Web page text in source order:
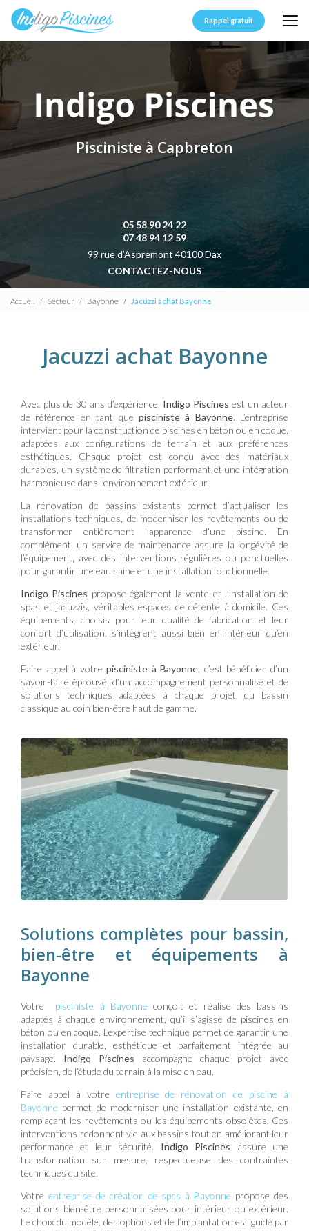
Aller
contenu
principal
Rappel gratuit
Pisciniste à Capbreton
05 58 90 24 22
07 48 94 12 59
99 rue d’Aspremont 40100 Dax
CONTACTEZ-NOUS
Accueil Secteur Bayonne Jacuzzi achat Bayonne
Jacuzzi achat Bayonne
Avec plus de 30 ans d’expérience, Indigo Piscines est un acteur
de référence en tant que pisciniste à Bayonne. L’entreprise
intervient pour la construction de piscines en béton ou en coque,
adaptées aux configurations de terrain et aux préférences
esthétiques. Chaque projet est conçu avec des matériaux
durables, un système de filtration performant et une intégration
harmonieuse dans l’environnement extérieur.
La rénovation de bassins existants permet d’actualiser les
installations techniques, de moderniser les revêtements ou de
transformer entièrement l’apparence d’une piscine. En
complément, un service de maintenance assure la longévité de
l’équipement, avec des interventions régulières ou ponctuelles
pour garantir une eau saine et une installation fonctionnelle.
Indigo Piscines propose également la vente et l’installation de
spas et jacuzzis, véritables espaces de détente à domicile. Ces
équipements, choisis pour leur qualité de fabrication et leur
confort d’utilisation, s’intègrent aussi bien en intérieur qu’en
extérieur.
Faire appel à votrepisciniste à Bayonne , c’est bénéficier d’un
savoir-faire éprouvé, d’un accompagnement personnalisé et de
solutions techniques adaptées à chaque projet, du bassin
classique au coin bien-être haut de gamme.
Solutions complètes pour bassin,
bien-être et équipements à
Bayonne
Votre pisciniste à Bayonne conçoit et réalise des bassins
adaptés à chaque environnement, qu’il s’agisse de piscines en
béton ou en coque. L’expertise technique permet de garantir une
installation durable, esthétique et parfaitement intégrée au
paysage. Indigo Piscines accompagne chaque projet avec
précision, de l’étude du terrain à la mise en eau.
Faire appel à votre entreprise de rénovation de piscine à
Bayonne permet de moderniser une installation existante, en
remplaçant les revêtements ou les équipements obsolètes. Ces
interventions redonnent vie aux bassins tout en améliorant leur
performance et leur sécurité. Indigo Piscines assure une
transformation sur mesure, respectueuse des contraintes
techniques du site.
Votre entreprise de création de spas à Bayonne propose des
solutions bien-être personnalisées pour intérieur ou extérieur.
Le choix du modèle, des options et de l’implantation est guidé par